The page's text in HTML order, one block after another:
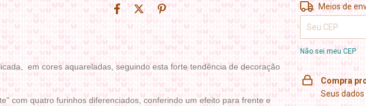
em cores aquareladas, seguindo esta forte tendência de decoração
com quatro furinhos diferenciados, conferindo um efeito para frente e
Entregas para o
Meios de
Não sei meu CEP
Compra
Seus